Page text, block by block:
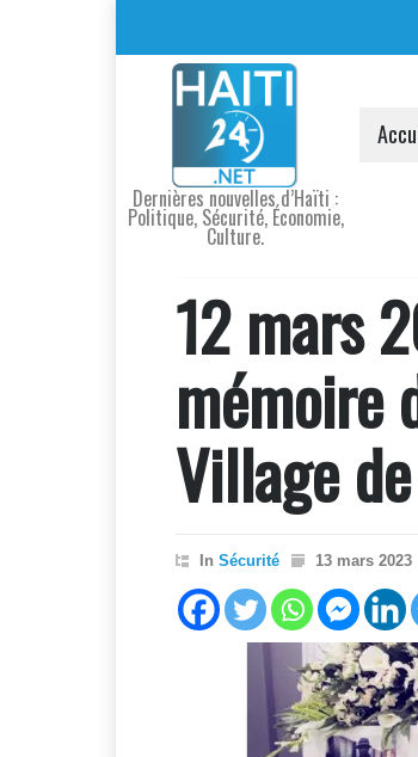
Dernières nouvelles d’Haïti :
Politique, Sécurité, Économie,
Culture.
12 mars
mémoire
Village
In Sécurité 13 mars 2023